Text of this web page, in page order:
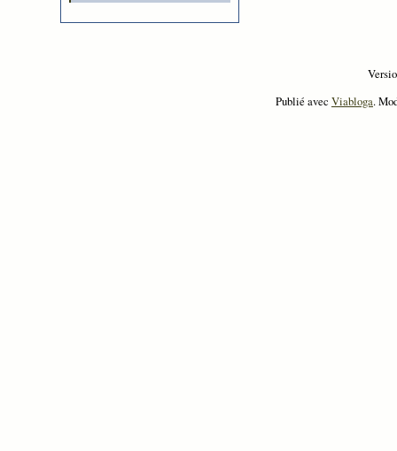
Publié avec Viabloga.